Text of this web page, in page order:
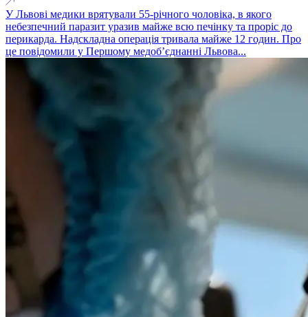
У Львові медики врятували 55-річного чоловіка, в якого
небезпечний паразит уразив майже всю печінку та проріс до
перикарда. Надскладна операція тривала майже 12 годин. Про
це повідомили у Першому медоб’єднанні Львова...